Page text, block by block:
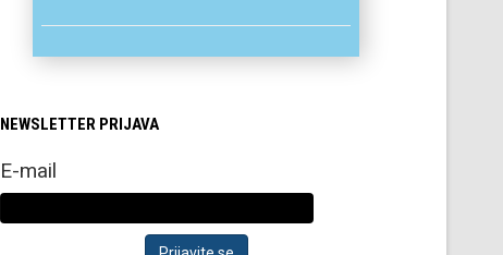
NEWSLETTER PRIJAVA
E-mail